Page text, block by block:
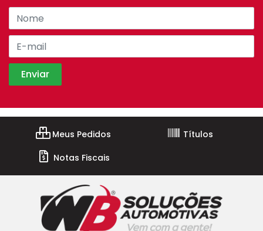
Meus Pedidos
Títulos
Notas Fiscais